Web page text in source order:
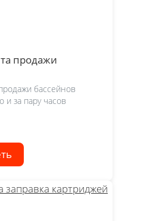
продажи
бассейнов
и за пару часов